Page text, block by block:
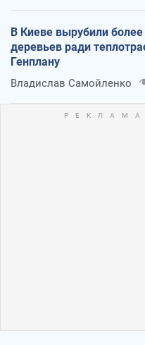
В Киеве вырубили
деревьев ради
Генплану
Владислав Самойленко